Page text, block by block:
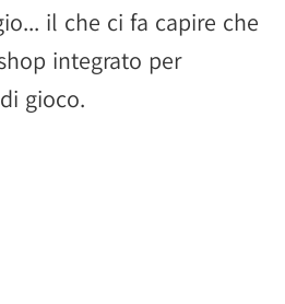
il che ci fa capire che
integrato per
gioco.